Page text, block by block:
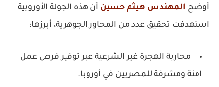
أوضح المهندس هيثم حسين أن هذه الجولة الأوروبية
استهدفت تحقيق عدد من المحاور الجوهرية، أبرزها:
محاربة الهجرة غير الشرعية عبر توفير فرص عمل
آمنة ومشرفة للمصريين في أوروبا.